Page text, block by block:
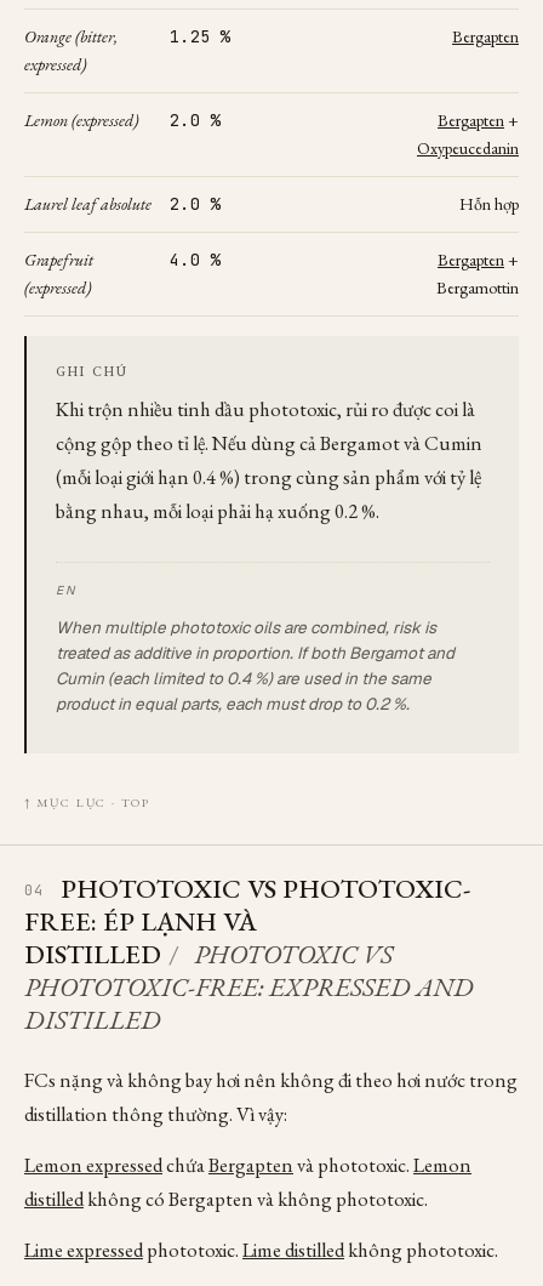
Orange (bitter,
expressed)
1.25 % Bergapten
Lemon (expressed) 2.0 % Bergapten+
Oxypeucedanin
Laurel leaf absolute 2.0 % Hỗn hợp
Grapefruit
(expressed)
4.0 % Bergapten+
Bergamottin
GHI CHÚ
Khi trộn nhiều tinh dầu phototoxic, rủi ro được coi là
cộng gộp theo tỉ lệ. Nếu dùng cả Bergamot và Cumin
(mỗi loại giới hạn 0.4 %) trong cùng sản phẩm với tỷ lệ
bằng nhau, mỗi loại phải hạ xuống 0.2 %.
When multiple phototoxic oils are combined, risk is
treated as additive in proportion. If both Bergamot and
Cumin (each limited to 0.4 %) are used in the same
product in equal parts, each must drop to 0.2 %.
↑ MỤC LỤC · TOP
04
PHOTOTOXIC VS PHOTOTOXIC-
FREE: ÉP LẠNH VÀ
DISTILLED / PHOTOTOXIC VS
PHOTOTOXIC-FREE: EXPRESSED AND
DISTILLED
FCs nặng và không bay hơi nên không đi theo hơi nước trong
distillation thông thường. Vì vậy:
Lemon expressedchứaBergaptenvà phototoxic.Lemon
distilledkhông có Bergapten và không phototoxic.
Lime expressedphototoxic.Lime distilledkhông phototoxic.